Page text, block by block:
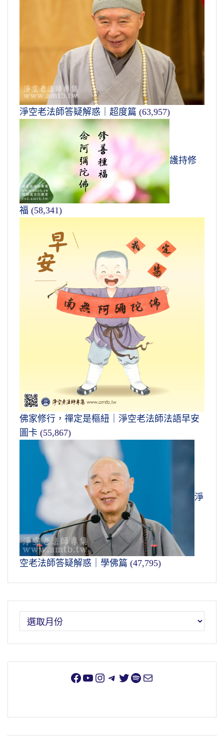
淨空老法師答疑解惑｜超度篇 (63,957)
護持修
福 (58,341)
佛家修行，禪定是樞紐｜淨空老法師法語早安
圖卡 (55,867)
淨
空老法師答疑解惑｜學佛篇 (47,795)